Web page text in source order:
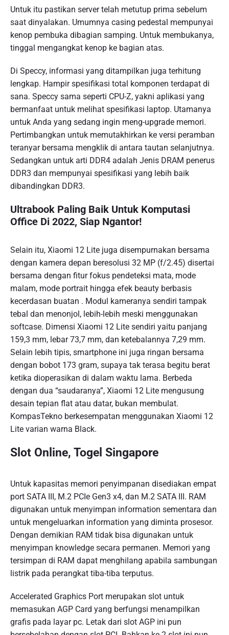
Untuk itu pastikan server telah metutup prima sebelum
saat dinyalakan. Umumnya casing pedestal mempunyai
kenop pembuka dibagian samping. Untuk membukanya,
tinggal mengangkat kenop ke bagian atas.
Di Speccy, informasi yang ditampilkan juga terhitung
lengkap. Hampir spesifikasi total komponen terdapat di
sana. Speccy sama seperti CPU-Z, yakni aplikasi yang
bermanfaat untuk melihat spesifikasi laptop. Utamanya
untuk Anda yang sedang ingin meng-upgrade memori.
Pertimbangkan untuk memutakhirkan ke versi peramban
teranyar bersama mengklik di antara tautan selanjutnya.
Sedangkan untuk arti DDR4 adalah Jenis DRAM penerus
DDR3 dan mempunyai spesifikasi yang lebih baik
dibandingkan DDR3.
Ultrabook Paling Baik Untuk Komputasi
Office Di 2022, Siap Ngantor!
Selain itu, Xiaomi 12 Lite juga disempurnakan bersama
dengan kamera depan beresolusi 32 MP (f/2.45) disertai
bersama dengan fitur fokus pendeteksi mata, mode
malam, mode portrait hingga efek beauty berbasis
kecerdasan buatan . Modul kameranya sendiri tampak
tebal dan menonjol, lebih-lebih meski menggunakan
softcase. Dimensi Xiaomi 12 Lite sendiri yaitu panjang
159,3 mm, lebar 73,7 mm, dan ketebalannya 7,29 mm.
Selain lebih tipis, smartphone ini juga ringan bersama
dengan bobot 173 gram, supaya tak terasa begitu berat
ketika dioperasikan di dalam waktu lama. Berbeda
dengan dua “saudaranya”, Xiaomi 12 Lite mengusung
desain tepian flat atau datar, bukan membulat.
KompasTekno berkesempatan menggunakan Xiaomi 12
Lite varian warna Black.
Slot Online, Togel Singapore
Untuk kapasitas memori penyimpanan disediakan empat
port SATA III, M.2 PCIe Gen3 x4, dan M.2 SATA III. RAM
digunakan untuk menyimpan information sementara dan
untuk mengeluarkan information yang diminta prosesor.
Dengan demikian RAM tidak bisa digunakan untuk
menyimpan knowledge secara permanen. Memori yang
tersimpan di RAM dapat menghilang apabila sambungan
listrik pada perangkat tiba-tiba terputus.
Accelerated Graphics Port merupakan slot untuk
memasukan AGP Card yang berfungsi menampilkan
grafis pada layar pc. Letak dari slot AGP ini pun